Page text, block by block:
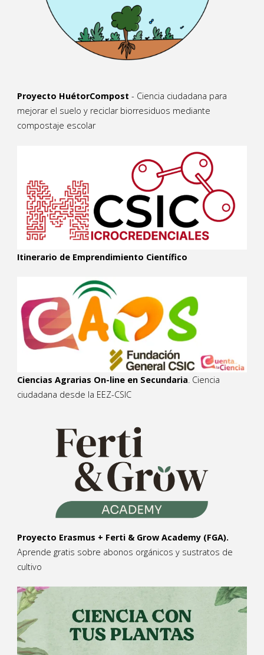
Proyecto HuétorCompost - Ciencia ciudadana para
mejorar el suelo y reciclar biorresiduos mediante
compostaje escolar
Itinerario de Emprendimiento Científico
Ciencias Agrarias On-line en Secundaria. Ciencia
ciudadana desde la EEZ-CSIC
Proyecto Erasmus + Ferti & Grow Academy (FGA).
Aprende gratis sobre abonos orgánicos y sustratos de
cultivo